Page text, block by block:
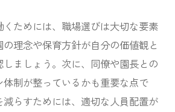
ためには、職場選びは大切な要素
理念や保育方針が自分の価値観と
ましょう。次に、同僚や園長との
体制が整っているかも重要な点で
らすためには、適切な人員配置が